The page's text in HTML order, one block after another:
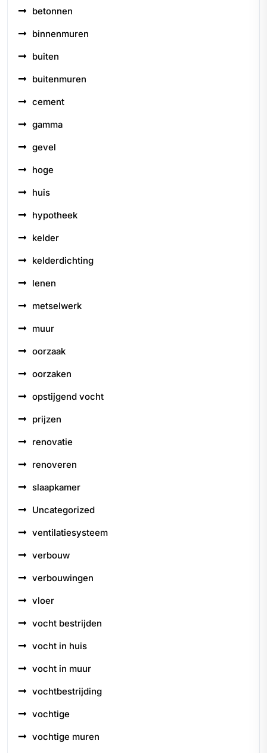
betonnen
binnenmuren
buiten
buitenmuren
cement
gamma
gevel
hoge
huis
hypotheek
kelder
kelderdichting
lenen
metselwerk
muur
oorzaak
oorzaken
opstijgend vocht
prijzen
renovatie
renoveren
slaapkamer
Uncategorized
ventilatiesysteem
verbouw
verbouwingen
vloer
vocht bestrijden
vocht in huis
vocht in muur
vochtbestrijding
vochtige
vochtige muren